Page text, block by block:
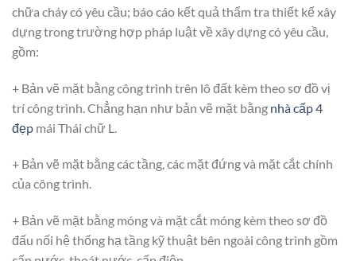
chữa cháy có yêu cầu; báo cáo kết quả thẩm tra thiết kế xây
dựng trong trường hợp pháp luật về xây dựng có yêu cầu,
gồm:
+ Bản vẽ mặt bằng công trình trên lô đất kèm theo sơ đồ vị
trí công trình. Chẳng hạn như bản vẽ mặt bằng nhà cấp 4
đẹp mái Thái chữ L.
+ Bản vẽ mặt bằng các tầng, các mặt đứng và mặt cắt chính
của công trình.
+ Bản vẽ mặt bằng móng và mặt cắt móng kèm theo sơ đồ
đấu nối hệ thống hạ tầng kỹ thuật bên ngoài công trình gồm